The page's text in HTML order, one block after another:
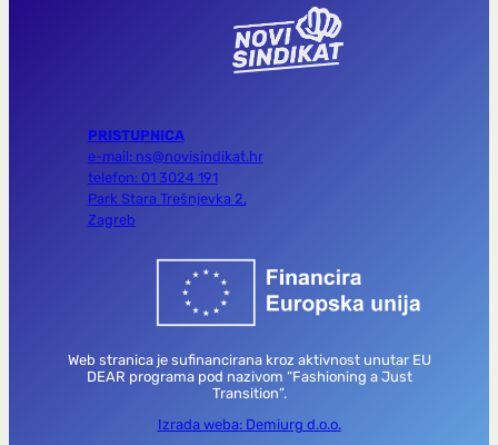
PRISTUPNICA
e-mail: ns@novisindikat.hr
telefon: 01 3024 191
Park Stara Trešnjevka 2,
Zagreb
Web stranica je sufinancirana kroz aktivnost unutar EU
DEAR programa pod nazivom “Fashioning a Just
Transition”.
Izrada weba: Demiurg d.o.o.